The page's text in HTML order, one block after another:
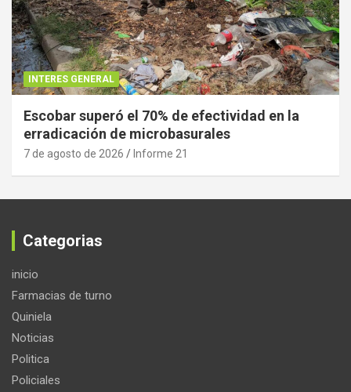
INTERES GENERAL
Escobar superó el 70% de efectividad en la
erradicación de microbasurales
7 de agosto de 2026 Informe 21
Categorias
inicio
Farmacias de turno
Quiniela
Noticias
Politica
Policiales